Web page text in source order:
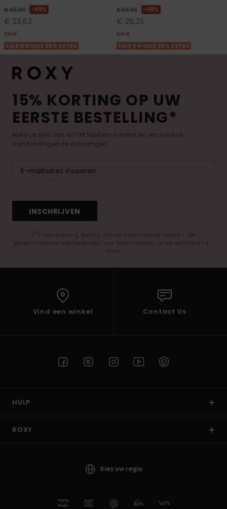
€ 45,00 48%
€ 23,62
SALE
SALE ON SALE 25% EXTRA
€ 50,00 48%
€ 26,25
SALE
SALE ON SALE 25% EXTRA
15% KORTING OP UW
EERSTE BESTELLING*
Meld je aan om al het laatste nieuws en exclusieve
aanbiedingen te ontvangen.
INSCHRIJVEN
(*) Aanbieding geldig online voor nieuwe leden - De
gedetailleerde voorwaarden zijn beschikbaar in de welkomst e-
mail
Vind een winkel Contact Us
HULP
ROXY
Kies uw regio